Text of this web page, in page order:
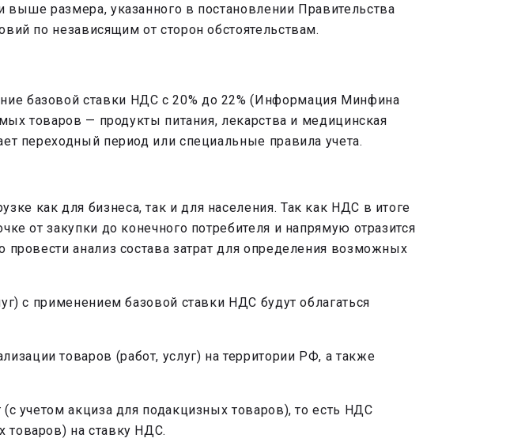
размера, указанного в постановлении Правительства
по независящим от сторон обстоятельствам.
базовой ставки НДС с 20% до 22% (Информация Минфина
товаров — продукты питания, лекарства и медицинская
переходный период или специальные правила учета.
как для бизнеса, так и для населения. Так как НДС в итоге
от закупки до конечного потребителя и напрямую отразится
анализ состава затрат для определения возможных
с применением базовой ставки НДС будут облагаться
товаров (работ, услуг) на территории РФ, а также
учетом акциза для подакцизных товаров), то есть НДС
товаров) на ставку НДС.